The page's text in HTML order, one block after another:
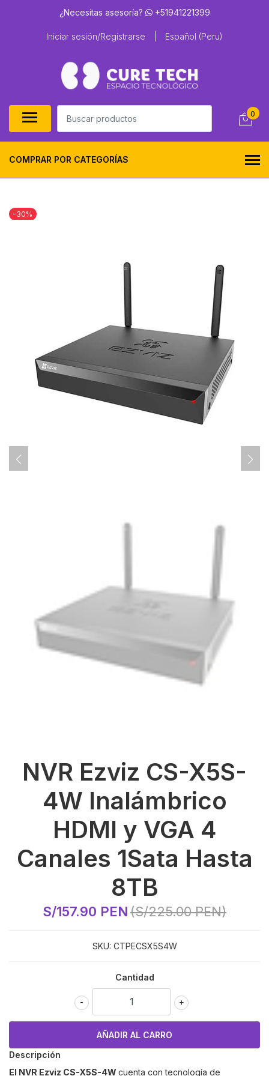
¿Necesitas asesoría? +51941221399
Iniciar sesión/Registrarse Español (Peru)
0
COMPRAR POR CATEGORÍAS
-30%
NVR Ezviz CS-X5S-
4W Inalámbrico
HDMI y VGA 4
Canales 1Sata Hasta
8TB
S/157.90 PEN(S/225.00 PEN)
SKU: CTPECSX5S4W
Cantidad
+
-
Descripción
El NVR Ezviz CS-X5S-4W cuenta con tecnología de